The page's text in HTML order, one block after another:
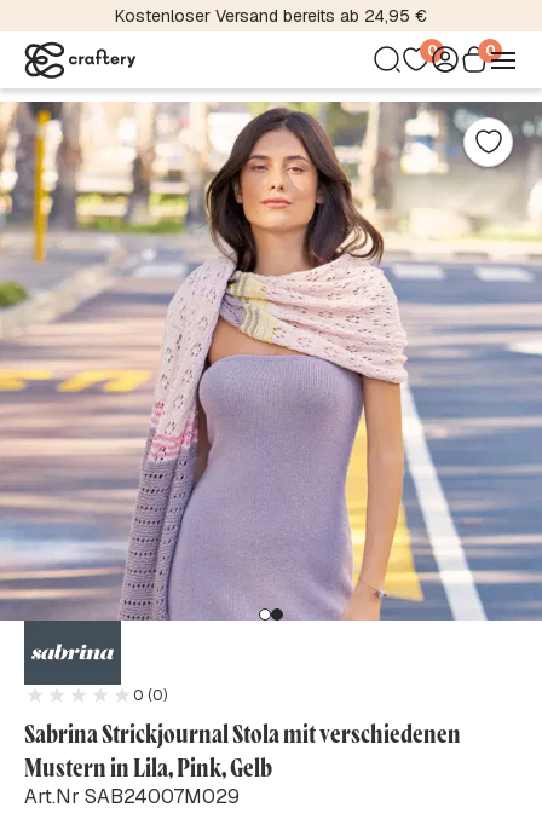
Kostenloser Versand bereits ab 24,95 €
0 0
0 (0)
Sabrina Strickjournal Stola mit verschiedenen
Mustern in Lila, Pink, Gelb
Art.Nr SAB24007M029